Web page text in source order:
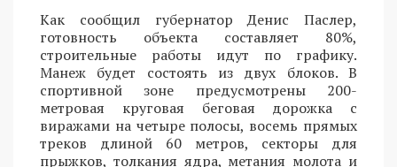
Как сообщил губернатор Денис Паслер,
готовность объекта составляет 80%,
строительные работы идут по графику.
Манеж будет состоять из двух блоков. В
спортивной зоне предусмотрены 200-
метровая круговая беговая дорожка с
виражами на четыре полосы, восемь прямых
треков длиной 60 метров, секторы для
прыжков, толкания ядра, метания молота и